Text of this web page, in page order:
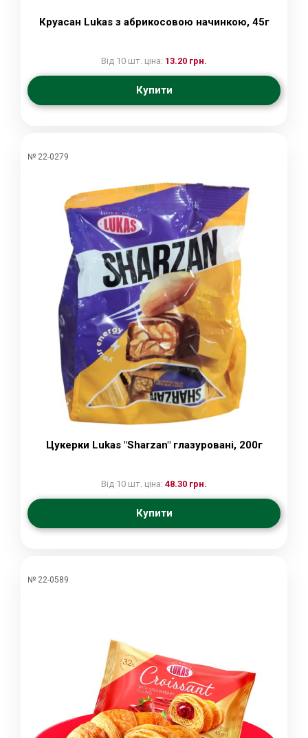
Круасан Lukas з абрикосовою начинкою, 45г
Від 10 шт. ціна: 13.20 грн.
Купити
№ 22-0279
Цукерки Lukas "Sharzan" глазуровані, 200г
Від 10 шт. ціна: 48.30 грн.
Купити
№ 22-0589